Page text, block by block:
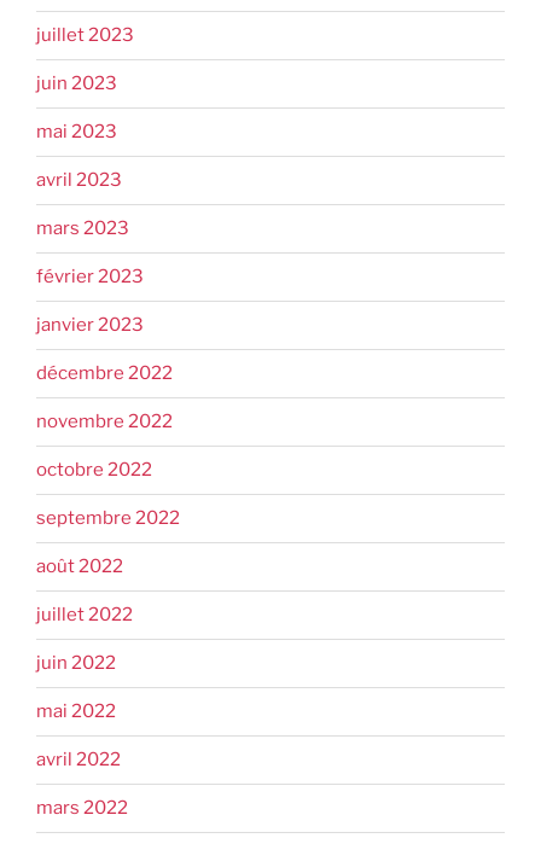
juillet 2023
juin 2023
mai 2023
avril 2023
mars 2023
février 2023
janvier 2023
décembre 2022
novembre 2022
octobre 2022
septembre 2022
août 2022
juillet 2022
juin 2022
mai 2022
avril 2022
mars 2022